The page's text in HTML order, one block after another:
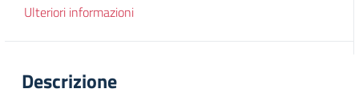
Ulteriori informazioni
Descrizione